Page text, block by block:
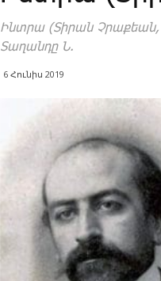
Ինտրա (Տիրան Չրաքեան,
­Տա­ղան­դը Ն.
6 Հունիս 2019